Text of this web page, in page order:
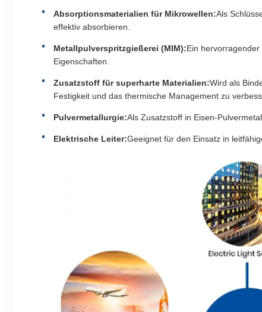
Absorptionsmaterialien für Mikrowellen:Als
effektiv absorbieren.
Metallpulverspritzgießerei (MIM):Ein
Eigenschaften.
Zusatzstoff für superharte Materialien:Wird als
Festigkeit und das thermische Management zu
Pulvermetallurgie:Als Zusatzstoff in Eisen-
Elektrische Leiter:Geeignet für den Einsatz in